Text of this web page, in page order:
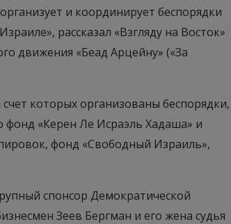
и координирует беспорядки
рассказал «Взгляду на Восток»
движения «Беад Арцейну» («За
которых организованы беспорядки,
фонд «Керен Ле Исраэль Хадаша» и
фонд «Свободный Израиль»,
спонсор Демократической
Зеев Бергман и его жена судья